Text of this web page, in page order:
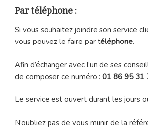
Par téléphone :
Si vous souhaitez joindre son service
vous pouvez le faire par téléphone.
Afin d’échanger avec l’un de ses
de composer ce numéro : 01 86 95 31
Le service est ouvert durant les jours
N’oubliez pas de vous munir de la